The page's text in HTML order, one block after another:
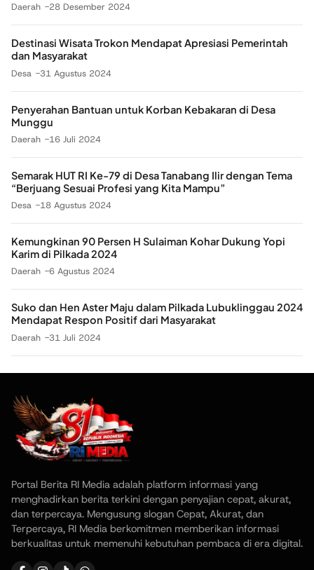
Daerah 28 Desember 2024
Destinasi Wisata Trokon Mendapat Apresiasi Pemerintah
dan Masyarakat
Desa 31 Agustus 2024
Penyerahan Bantuan untuk Korban Kebakaran di Desa
Munggu
Daerah 16 Juli 2024
Semarak HUT RI Ke-79 di Desa Tanabang Ilir dengan Tema
“Berjuang Sesuai Profesi yang Kita Mampu”
Desa 18 Agustus 2024
Kemungkinan 90 Persen H Sulaiman Kohar Dukung Yopi
Karim di Pilkada 2024
Daerah 6 Agustus 2024
Suko dan Hen Aster Maju dalam Pilkada Lubuklinggau 2024
Mendapat Respon Positif dari Masyarakat
Daerah 31 Juli 2024
Portal Berita RI Media adalah platform informasi yang
menghadirkan berita terkini dengan penyajian cepat, akurat,
dan terpercaya. Mengusung slogan Cepat, Akurat, dan
Terpercaya, RI Media berkomitmen memberikan informasi
berkualitas untuk memenuhi kebutuhan pembaca di era digital.